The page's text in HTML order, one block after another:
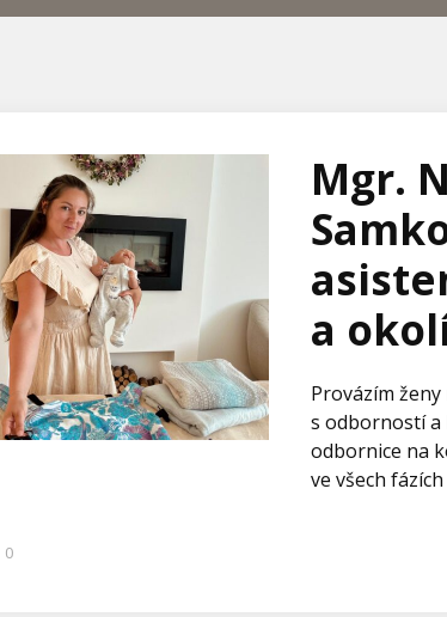
Mgr.
a
Provázím
s odborností a
odbornice na
ve všech
0